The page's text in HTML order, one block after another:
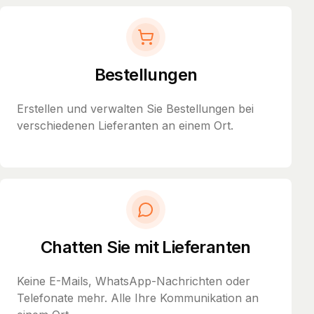
Bestellungen
Erstellen und verwalten Sie Bestellungen bei
verschiedenen Lieferanten an einem Ort.
Chatten Sie mit Lieferanten
Keine E-Mails, WhatsApp-Nachrichten oder
Telefonate mehr. Alle Ihre Kommunikation an